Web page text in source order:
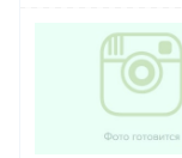
аптеку-
можете
заказать по
с любого